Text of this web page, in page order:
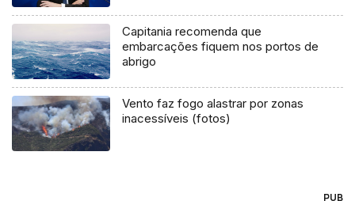
Capitania recomenda que
embarcações fiquem nos portos de
abrigo
Vento faz fogo alastrar por zonas
inacessíveis (fotos)
PUB